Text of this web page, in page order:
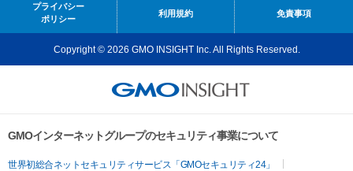
プライバシー
ポリシー
利用規約 免責事項
Copyright © 2026 GMO INSIGHT Inc. All Rights Reserved.
GMOインターネットグループのセキュリティ事業について
世界初総合ネットセキュリティサービス「GMOセキュリティ24」